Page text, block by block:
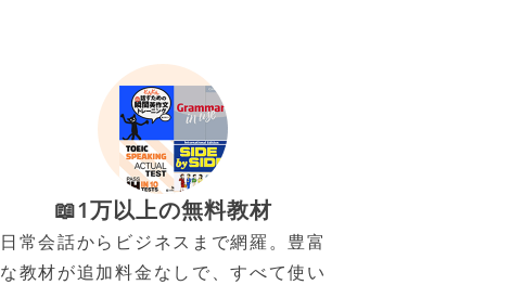
📖1万以上の無料教材
日常会話からビジネスまで網羅。豊富
な教材が追加料金なしで、すべて使い